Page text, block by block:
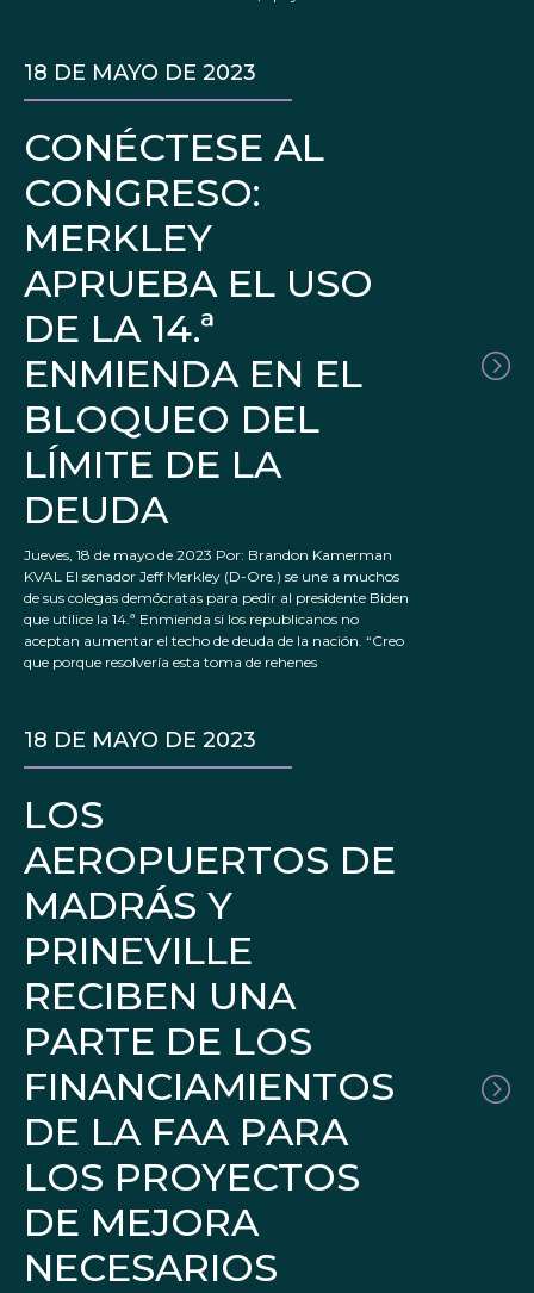
CONÉCTESE AL
CONGRESO:
MERKLEY
APRUEBA EL USO
DE LA 14.ª
ENMIENDA EN EL
BLOQUEO DEL
LÍMITE DE LA
DEUDA
18 DE MAYO DE 2023
Jueves, 18 de mayo de 2023 Por: Brandon Kamerman
KVAL El senador Jeff Merkley (D-Ore.) se une a muchos
de sus colegas demócratas para pedir al presidente Biden
que utilice la 14.ª Enmienda si los republicanos no
aceptan aumentar el techo de deuda de la nación. “Creo
que porque resolvería esta toma de rehenes
LOS
AEROPUERTOS DE
MADRÁS Y
PRINEVILLE
RECIBEN UNA
PARTE DE LOS
FINANCIAMIENTOS
DE LA FAA PARA
LOS PROYECTOS
DE MEJORA
NECESARIOS
18 DE MAYO DE 2023